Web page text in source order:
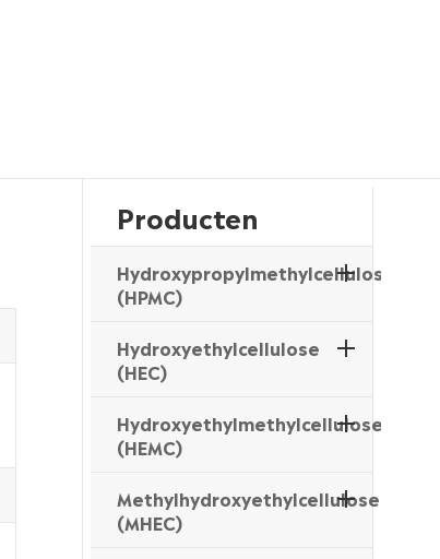
Producten
Hydroxypropylmethylcellulose
(HPMC)
Hydroxyethylcellulose
(HEC)
Hydroxyethylmethylcellulose
(HEMC)
Methylhydroxyethylcellulose
(MHEC)